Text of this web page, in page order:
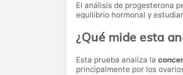
El análisis de progesterona
equilibrio hormonal y
¿Qué mide esta
Esta prueba analiza la
principalmente por los